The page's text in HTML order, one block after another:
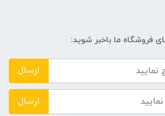
حافظه دستگاه
فروشگاه ما باخبر شوید:
ارسال
ارسال